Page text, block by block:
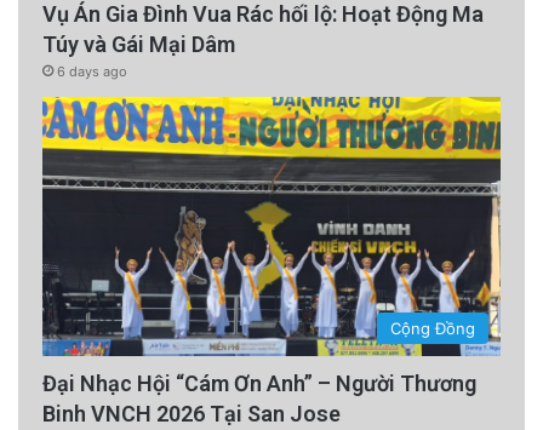
Vụ Án Gia Đình Vua Rác hối lộ: Hoạt Động Ma
Túy và Gái Mại Dâm
6 days ago
Cộng Đồng
Đại Nhạc Hội “Cám Ơn Anh” – Người Thương
Binh VNCH 2026 Tại San Jose